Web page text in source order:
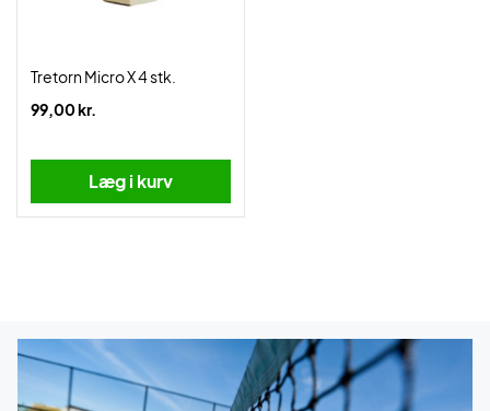
Tretorn Micro X 4 stk.
99,00 kr.
Læg i kurv